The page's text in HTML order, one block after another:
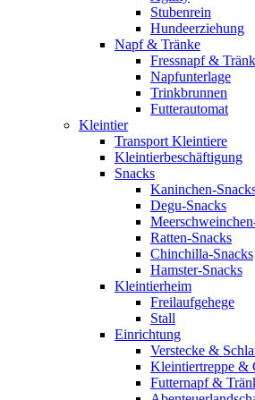
Stubenrein
Hundeerziehung
Napf & Tränke
Fressnapf &
Napfunterlage
Trinkbrunnen
Futterautomat
Kleintier
Transport Kleintiere
Kleintierbeschäftigung
Snacks
Kaninchen-
Degu-Snacks
Ratten-Snacks
Chinchilla-Snacks
Hamster-Snacks
Kleintierheim
Freilaufgehege
Stall
Einrichtung
Verstecke &
Kleintiertreppe &
Futternapf &